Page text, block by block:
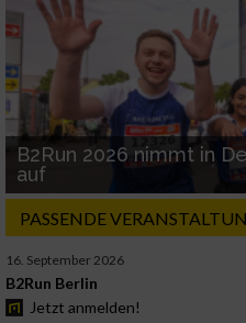
B2Run 2026 nimmt in
auf
PASSENDE
16. September 2026
B2Run Berlin
Jetzt anmelden!